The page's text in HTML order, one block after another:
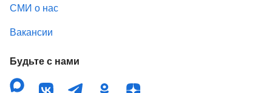
СМИ о нас
Вакансии
Будьте с нами